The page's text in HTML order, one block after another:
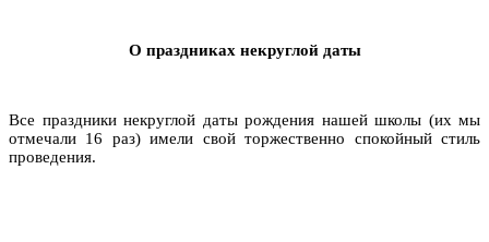
О праздниках некруглой даты
Все праздники некруглой даты рождения нашей школы (их мы
отмечали 16 раз) имели свой торжественно спокойный стиль
проведения.